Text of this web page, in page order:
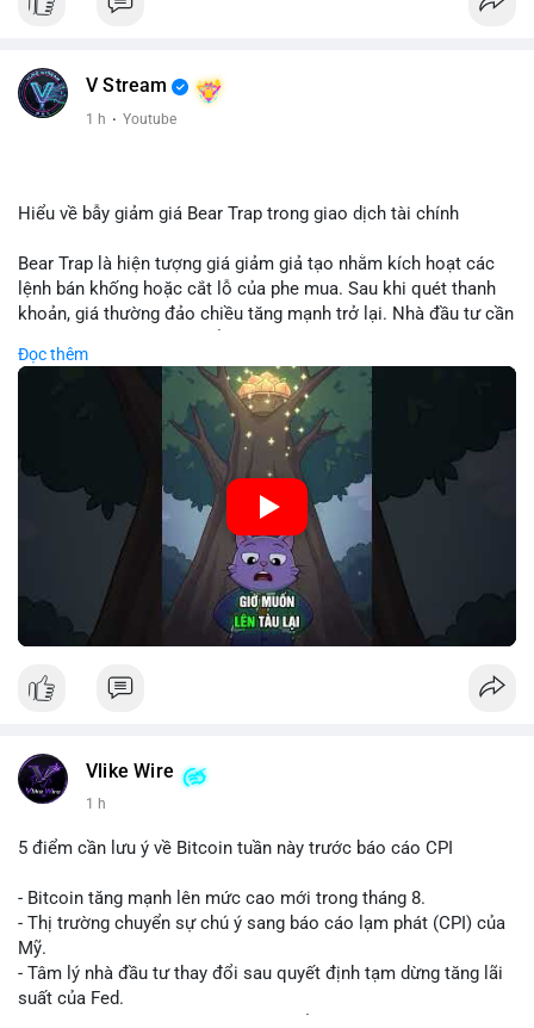
V Stream
1 h · Youtube
Hiểu về bẫy giảm giá Bear Trap trong giao dịch tài chính
Bear Trap là hiện tượng giá giảm giả tạo nhằm kích hoạt các
lệnh bán khống hoặc cắt lỗ của phe mua. Sau khi quét thanh
khoản, giá thường đảo chiều tăng mạnh trở lại. Nhà đầu tư cần
hóa điểm vào lệnh.
🎥 Xem video trực tiếp tại:
Nguồn: Cú Thông Thái
Đọc thêm
Vlike Wire
1 h
5 điểm cần lưu ý về Bitcoin tuần này trước báo cáo CPI
- Bitcoin tăng mạnh lên mức cao mới trong tháng 8.
- Thị trường chuyển sự chú ý sang báo cáo lạm phát (CPI) của
Mỹ.
- Tâm lý nhà đầu tư thay đổi sau quyết định tạm dừng tăng lãi
suất của Fed.